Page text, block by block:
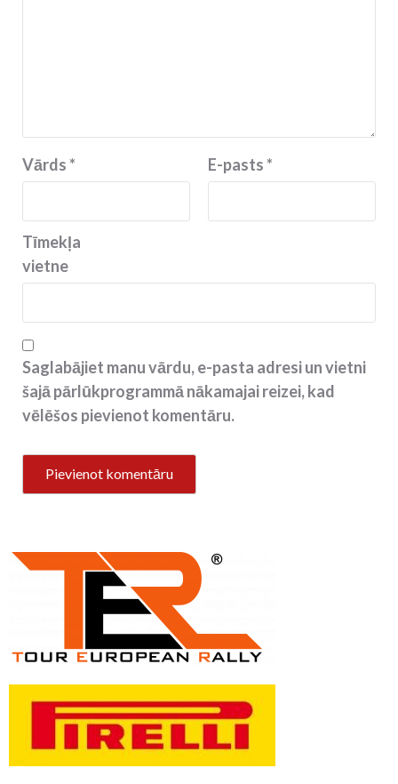
Vārds* E-pasts*
Tīmekļa
vietne
Saglabājiet manu vārdu, e-pasta adresi un vietni
šajā pārlūkprogrammā nākamajai reizei, kad
vēlēšos pievienot komentāru.